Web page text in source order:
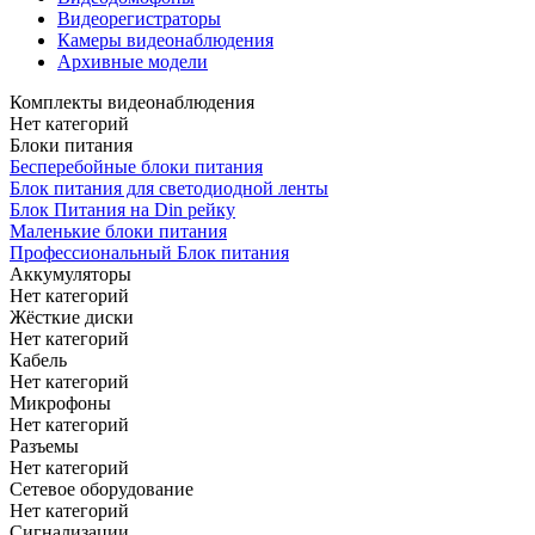
Видеорегистраторы
Камеры видеонаблюдения
Архивные модели
Комплекты видеонаблюдения
Нет категорий
Блоки питания
Бесперебойные блоки питания
Блок питания для светодиодной ленты
Блок Питания на Din рейку
Маленькие блоки питания
Профессиональный Блок питания
Аккумуляторы
Нет категорий
Жёсткие диски
Нет категорий
Кабель
Нет категорий
Микрофоны
Нет категорий
Разъемы
Нет категорий
Сетевое оборудование
Нет категорий